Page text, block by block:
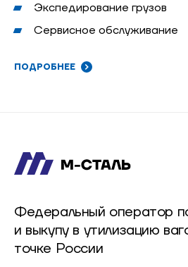
Экспедирование грузов
Сервисное обслуживание
ПОДРОБНЕЕ
Федеральный оператор
и выкупу в утилизацию
точке России